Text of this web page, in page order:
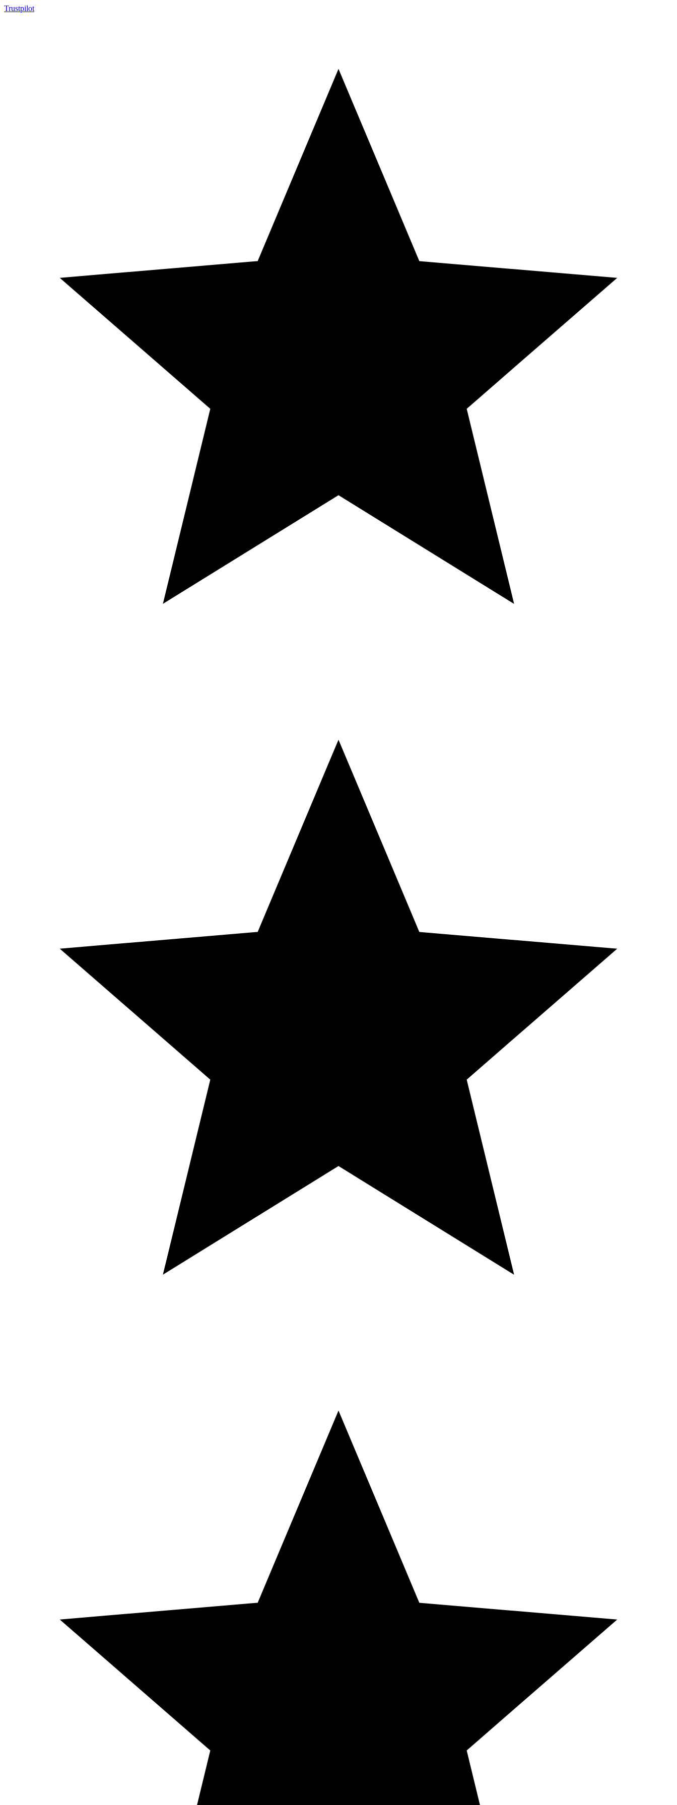
Trustpilot